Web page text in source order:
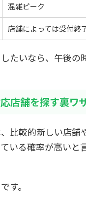
混雑ピーク
店舗によっては受付終
たいなら、午後の
店舗を探す裏ワ
比較的新しい店舗
いる確率が高いと
す。